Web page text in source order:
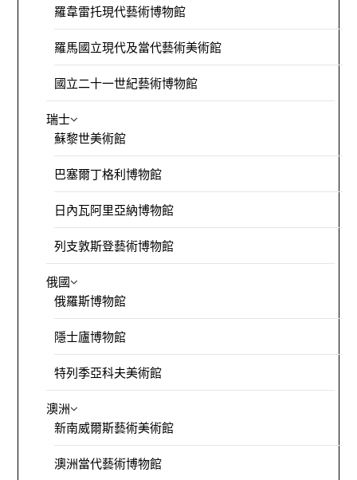
羅韋雷托現代藝術博物館
羅馬國立現代及當代藝術美術館
國立二十一世紀藝術博物館
瑞士
蘇黎世美術館
巴塞爾丁格利博物館
日內瓦阿里亞納博物館
列支敦斯登藝術博物館
俄國
俄羅斯博物館
隱士廬博物館
特列季亞科夫美術館
澳洲
新南威爾斯藝術美術館
澳洲當代藝術博物館